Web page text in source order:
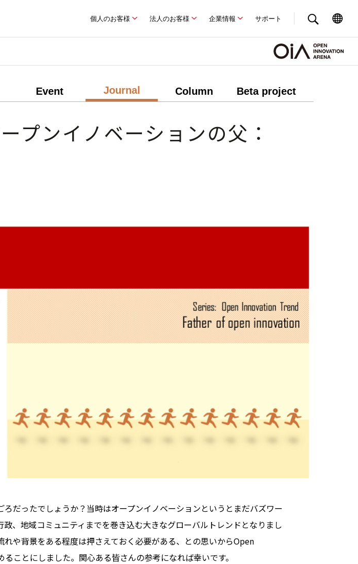
個人のお客様 法人のお客様 企業情報 サポート
Event Journal Column Beta project
プンイノベーションの父：
だったでしょうか？当時はオープンイノベーションというとまだバズワー
、地域コミュニティまでを巻き込む大きなグローバルトレンドとなりまし
や背景をある程度は押さえておく必要がある、との思いからOpen
ことにしました。関心ある皆さんの参考になれば幸いです。